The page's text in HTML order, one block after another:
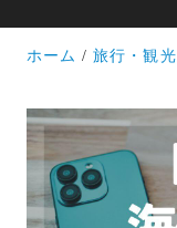
ホーム 旅行・観光